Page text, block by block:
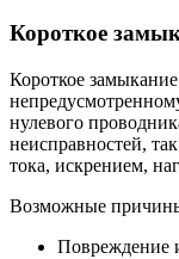
Короткое
Короткое
нулевого
неисправностей,
тока, искрением,
Возможные
Повреждение